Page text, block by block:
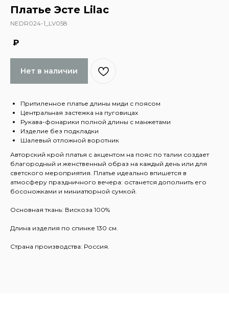
Платье Эсте Lilac
NEDR024-1_LV058
₽
Нет в наличии
Притиленное платье длины миди с поясом
Центральная застежка на пуговицах
Рукава-фонарики полной длины с манжетами
Изделие без подкладки
Шалевый отложной воротник
Авторский крой платья с акцентом на пояс по талии создает
благородный и женственный образ на каждый день или для
светского мероприятия. Платье идеально впишется в
атмосферу праздничного вечера: останется дополнить его
босоножками и миниатюрной сумкой.
Основная ткань: Вискоза 100%
Длина изделия по спинке 130 см.
Страна производства: Россия.